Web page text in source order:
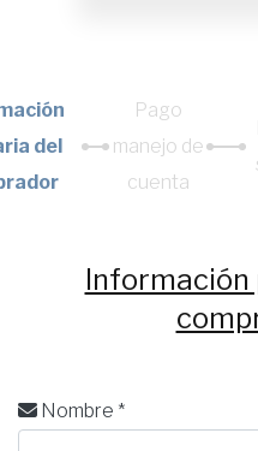
del
Pago
manejo de
cuenta
Información
Nombre *